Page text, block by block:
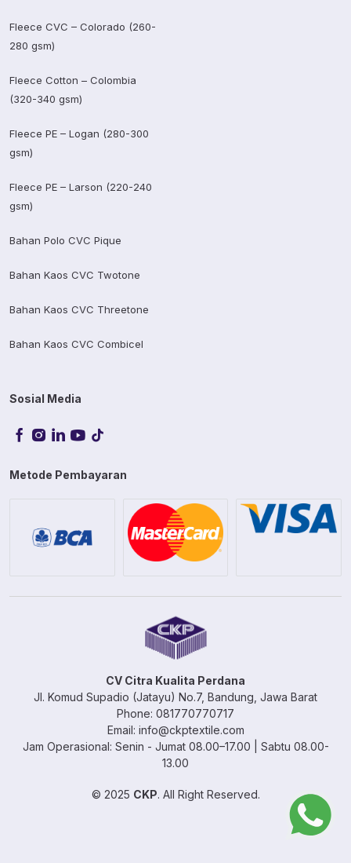
Fleece CVC – Colorado (260-
280 gsm)
Fleece Cotton – Colombia
(320-340 gsm)
Fleece PE – Logan (280-300
gsm)
Fleece PE – Larson (220-240
gsm)
Bahan Polo CVC Pique
Bahan Kaos CVC Twotone
Bahan Kaos CVC Threetone
Bahan Kaos CVC Combicel
Sosial Media
Metode Pembayaran
CV Citra Kualita Perdana
Jl. Komud Supadio (Jatayu) No.7, Bandung, Jawa Barat
Phone: 081770770717
Email: info@ckptextile.com
Jam Operasional: Senin - Jumat 08.00–17.00 | Sabtu 08.00-
13.00
© 2025 CKP. All Right Reserved.